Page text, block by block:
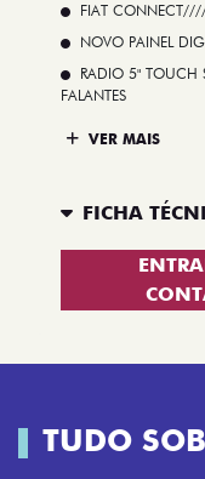
FIAT CONNECT////
NOVO PAINEL
RADIO 5" TOUCH
FALANTES
VER MAIS
FICHA
TUDO